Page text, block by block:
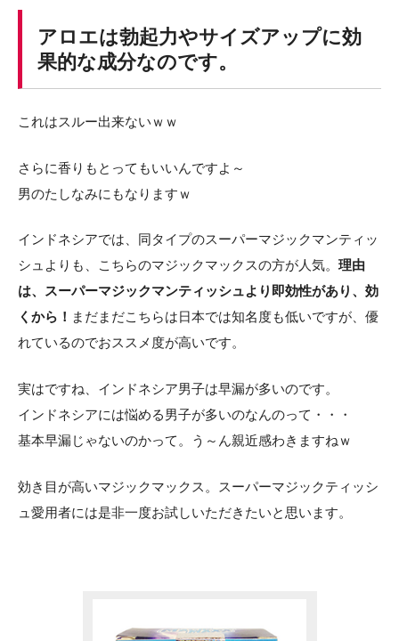
アロエは勃起力やサイズアップに効
果的な成分なのです。
これはスルー出来ないｗｗ
さらに香りもとってもいいんですよ～
男のたしなみにもなりますｗ
インドネシアでは、同タイプのスーパーマジックマンティッ
シュよりも、こちらのマジックマックスの方が人気。 理由
は、スーパーマジックマンティッシュより即効性があり、効
くから！ まだまだこちらは日本では知名度も低いですが、優
れているのでおススメ度が高いです。
実はですね、インドネシア男子は早漏が多いのです。
インドネシアには悩める男子が多いのなんのって・・・
基本早漏じゃないのかって。う～ん親近感わきますねｗ
効き目が高いマジックマックス。スーパーマジックティッシ
ュ愛用者には是非一度お試しいただきたいと思います。